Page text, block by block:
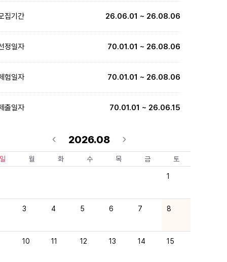
집기간 26.06.01 ~ 26.08.06
정일자 70.01.01 ~ 26.08.06
험일자 70.01.01 ~ 26.08.06
출일자 70.01.01 ~ 26.06.15
2026.08
일 월 화 수 목 금 토
1
3 4 5 6 7 8
10 11 12 13 14 15